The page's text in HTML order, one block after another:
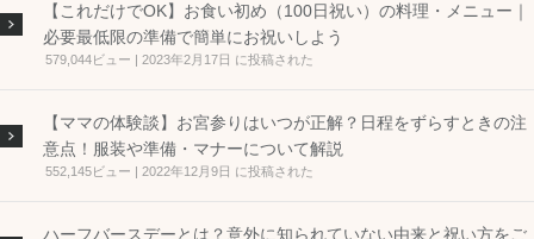
【これだけでOK】お食い初め（100日祝い）の料理・メニュー｜
必要最低限の準備で簡単にお祝いしよう
579,044ビュー 2023年2月17日 に投稿された
【ママの体験談】お宮参りはいつが正解？日程をずらすときの注
意点！服装や準備・マナーについて解説
552,145ビュー 2022年12月9日 に投稿された
ハーフバースデーとは？意外に知られていない由来と祝い方をご